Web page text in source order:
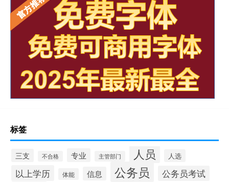
标签
三支 不合格 专业 主管部门 人员 人选
以上学历 体能 信息 公务员 公务员考试